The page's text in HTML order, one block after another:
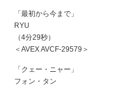
「最初から今まで」
RYU
（4分29秒）
＜AVEX AVCF-29579＞
「クェー・ニャー」
フォン・タン